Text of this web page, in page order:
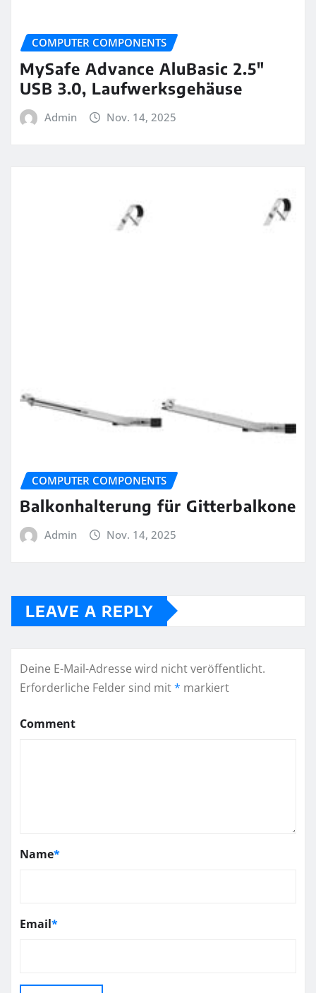
COMPUTER COMPONENTS
MySafe Advance AluBasic 2.5″
USB 3.0, Laufwerksgehäuse
Admin Nov. 14, 2025
COMPUTER COMPONENTS
Balkonhalterung für Gitterbalkone
Admin Nov. 14, 2025
LEAVE A REPLY
Deine E-Mail-Adresse wird nicht veröffentlicht.
Erforderliche Felder sind mit* markiert
Comment
Name*
Email*